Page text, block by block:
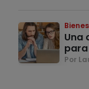
Una
Por